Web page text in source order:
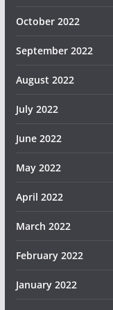
October 2022
September 2022
August 2022
July 2022
June 2022
May 2022
April 2022
March 2022
February 2022
January 2022